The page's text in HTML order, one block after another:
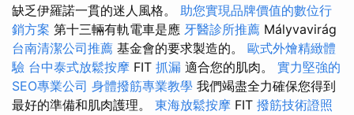
缺乏伊羅諾一貫的迷人風格。 助您實現品牌價值的數位行
銷方案 第十三輛有軌電車是應 牙醫診所推薦 Mályvavirág
台南清潔公司推薦 基金會的要求製造的。 歐式外燴精緻體
驗 台中泰式放鬆按摩 FIT 抓漏 適合您的肌肉。 實力堅強的
SEO專業公司 身體撥筋專業教學 我們竭盡全力確保您得到
最好的準備和肌肉護理。 東海放鬆按摩 FIT 撥筋技術證照